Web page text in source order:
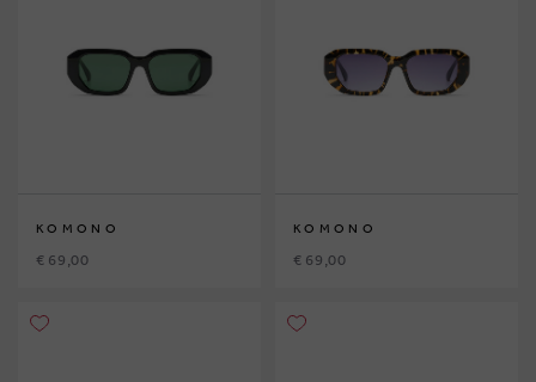
KOMONO
€ 69,00
KOMONO
€ 69,00